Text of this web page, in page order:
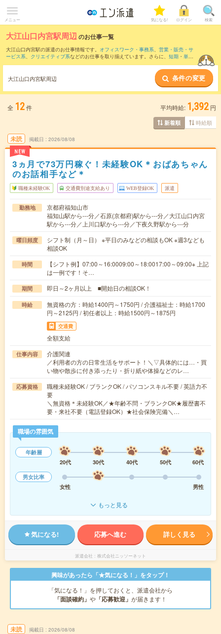
メニュー 気になる! ログイン 検索
大江山口内宮駅周辺のお仕事一覧
大江山口内宮駅の派遣のお仕事情報です。 オフィスワーク・事務系、 営業・販売・サ
ービス系、 クリエイティブ系などのお仕事を取り揃えています。さらに、 短期 ・ 単発
また、石原(京都府)駅・ 荒河かしの木台駅 ・喜多駅など近
隣駅のお仕事もご確認いただけます。
大江山口内宮駅周辺 条件の変更
全 12件 平均時給: 1,392 円
新着順 時給順
未読
NEW
掲載日 2026/08/08
3ヵ月で73万円稼ぐ！未経験OK＊おばあちゃん
のお話相手など＊
職種未経験OK 交通費別途支給あり WEB登録OK 派遣
勤務地
京都府福知山市
福知山駅から---分／石原(京都府)駅から---分／大江山口内宮
駅から---分／上川口駅から---分／下夜久野駅から---分
曜日頻度
シフト制（月～日） ※平日のみなどの相談もOK ※週3なども
相談OK
時間
【シフト例】07:00～16:0009:00～18:0017:00～09:00※ 上記
は一例です！そ…
期間 即日～2ヶ月以上 ■開始日の相談OK！
時給
無資格の方：時給1400円～1750円 / 介護福祉士：時給1700
円～2125円 / 初任者以上：時給1500円～1875円
交通費
全額支給
仕事内容
介護関連
／利用者の方の日常生活をサポート！＼▽具体的には…・買
い物や散歩に付き添ったり・折り紙や体操などのレ…
応募資格
職種未経験OK / ブランクOK / パソコンスキル不要 / 英語力不
要
＼無資格＊未経験OK／★年齢不問・ブランクOK★履歴書不
要・来社不要（電話登録OK）★社会保険完備＼…
職場の雰囲気
年齢層
20代
30代 40代 50代
60代
男女比率
女性
男性
もっと見る
気になる! 応募へ進む 詳しく見る
派遣会社 株式会社ニッソーネット
興味があったら「★気になる！」をタップ！
「気になる！」を押しておくと、派遣会社から
「面談確約」 や 「応募歓迎」 が届きます！
未読 掲載日 2026/08/08